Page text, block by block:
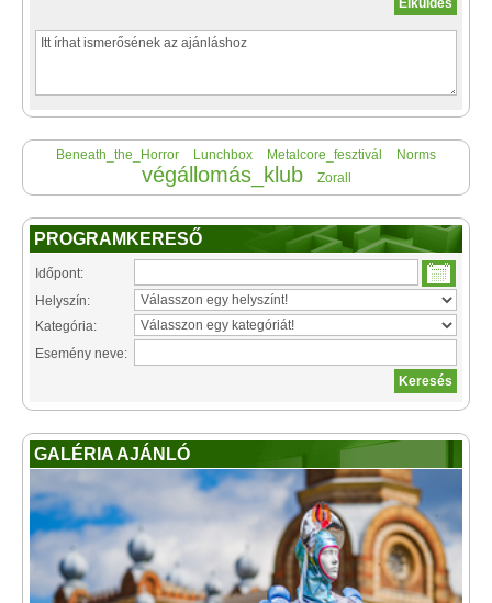
Beneath_the_Horror Lunchbox Metalcore_fesztivál Norms
végállomás_klub Zorall
PROGRAMKERESŐ
Időpont:
Helyszín:
Kategória:
Esemény neve:
GALÉRIA AJÁNLÓ